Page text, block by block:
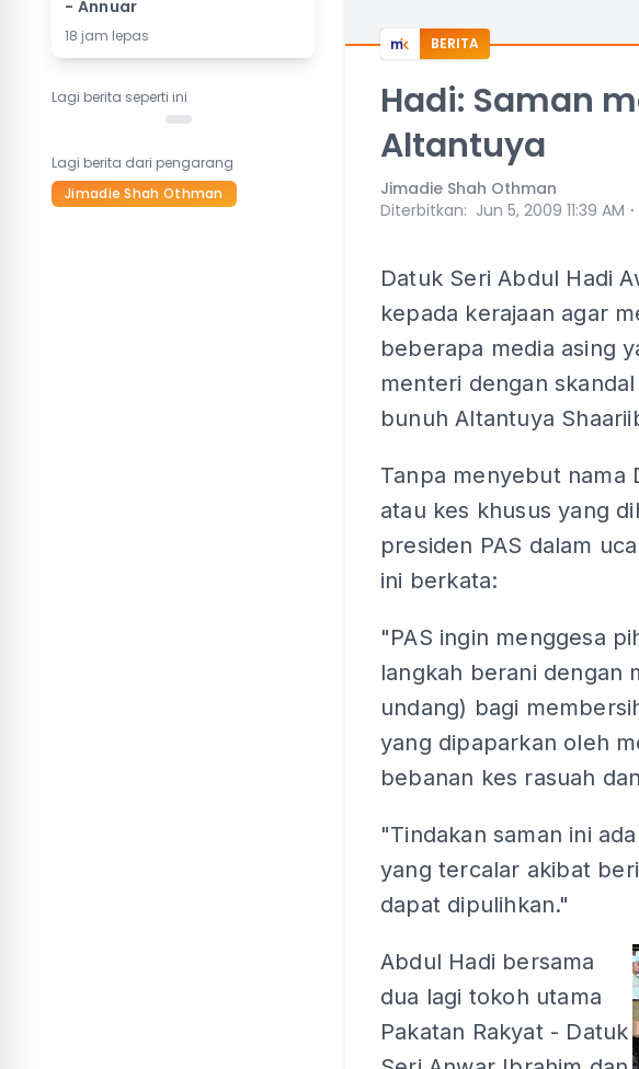
- Annuar
18 jam lepas
Lagi berita seperti ini
Lagi berita dari pengarang
Jimadie Shah Othman
BERITA
Hadi: Saman
Altantuya
Jimadie Shah Othman
Diterbitkan: Jun 5, 2009 11:39 AM ⋅
Datuk Seri Abdul Hadi
kepada kerajaan agar
beberapa media asing
menteri dengan
bunuh Altantuya
Tanpa menyebut nama
atau kes khusus yang
presiden PAS dalam
ini berkata:
"PAS ingin menggesa
langkah berani dengan
undang) bagi
yang dipaparkan oleh
bebanan kes rasuah
"Tindakan saman ini
yang tercalar akibat
dapat dipulihkan."
Abdul Hadi bersama
dua lagi tokoh utama
Pakatan Rakyat - Datuk